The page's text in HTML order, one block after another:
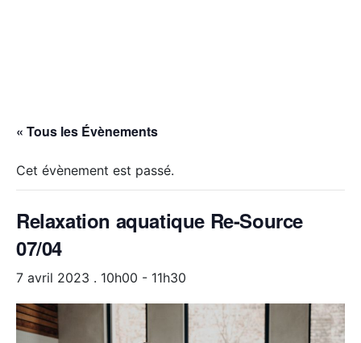
« Tous les Évènements
Cet évènement est passé.
Relaxation aquatique Re-Source
07/04
7 avril 2023 . 10h00 - 11h30